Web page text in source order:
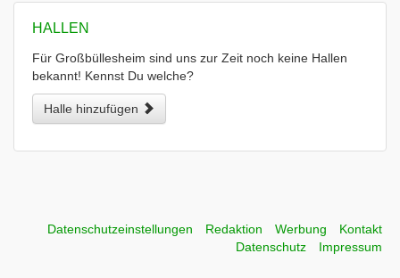
HALLEN
Für Großbüllesheim sind uns zur Zeit noch keine Hallen
bekannt! Kennst Du welche?
Halle hinzufügen
Datenschutzeinstellungen Redaktion Werbung
Kontakt
Datenschutz
Impressum